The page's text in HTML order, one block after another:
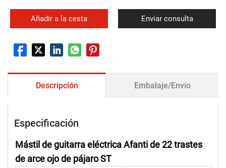
Añadir a la cesta Enviar consulta
Descripción Embalaje/Envío
Especificación
Mástil de guitarra eléctrica Afanti de 22 trastes
de arce ojo de pájaro ST